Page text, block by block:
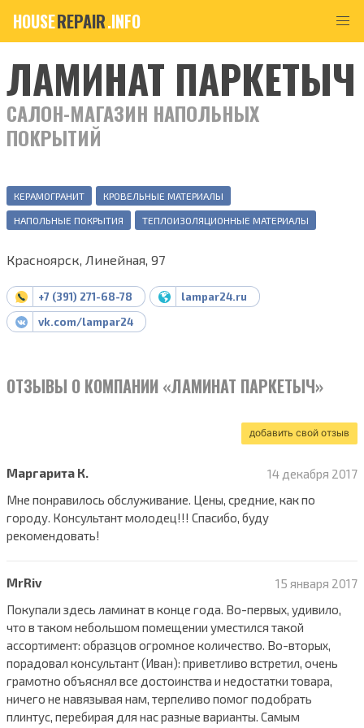
HOUSEREPAIR.INFO
ЛАМИНАТ ПАРКЕТЫЧ
САЛОН-МАГАЗИН НАПОЛЬНЫХ
ПОКРЫТИЙ
КЕРАМОГРАНИТ КРОВЕЛЬНЫЕ МАТЕРИАЛЫ
НАПОЛЬНЫЕ ПОКРЫТИЯ ТЕПЛОИЗОЛЯЦИОННЫЕ МАТЕРИАЛЫ
Красноярск, Линейная, 97
+7 (391) 271-68-78
lampar24.ru
vk.com/lampar24
ОТЗЫВЫ О КОМПАНИИ «ЛАМИНАТ ПАРКЕТЫЧ»
добавить свой отзыв
Маргарита К.
14 декабря 2017
Мне понравилось обслуживание. Цены, средние, как по
городу. Консультант молодец!!! Спасибо, буду
рекомендовать!
MrRiv
15 января 2017
Покупали здесь ламинат в конце года. Во-первых, удивило,
что в таком небольшом помещении уместился такой
ассортимент: образцов огромное количество. Во-вторых,
порадовал консультант (Иван): приветливо встретил, очень
грамотно объяснял все достоинства и недостатки товара,
ничего не навязывая нам, терпеливо помог подобрать
плинтус, перебирая для нас разные варианты. Самым